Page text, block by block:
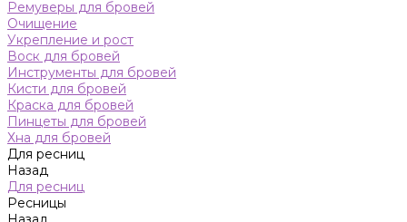
Ремуверы для бровей
Очищение
Укрепление и рост
Воск для бровей
Инструменты для бровей
Кисти для бровей
Краска для бровей
Пинцеты для бровей
Хна для бровей
Для ресниц
Назад
Для ресниц
Ресницы